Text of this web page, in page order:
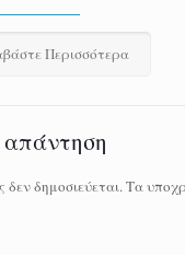
Περισσότερα
δεν δημοσιεύεται.Τα